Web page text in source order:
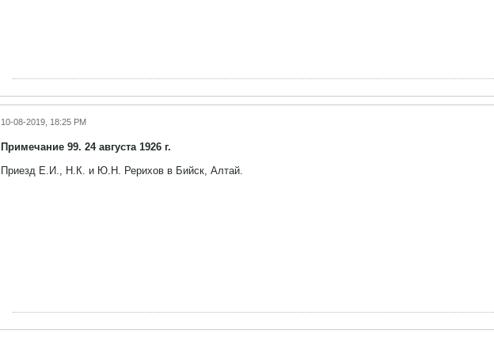
10-08-2019, 18:25 PM
Примечание 99. 24 августа 1926 г.
Приезд Е.И., Н.К. и Ю.Н. Рерихов в Бийск, Алтай.